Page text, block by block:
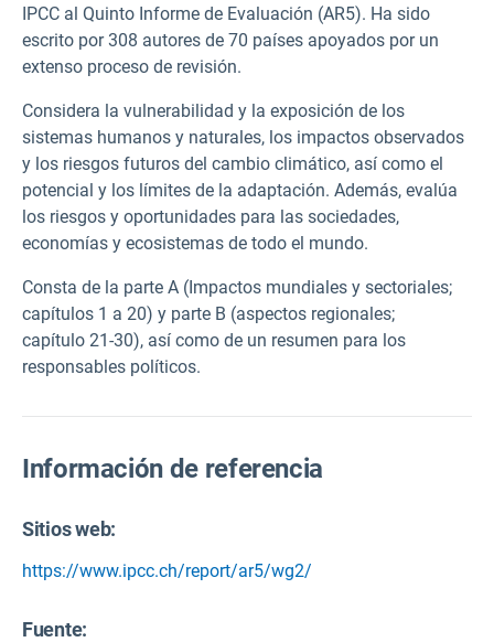
IPCC al Quinto Informe de Evaluación (AR5). Ha sido
escrito por 308 autores de 70 países apoyados por un
extenso proceso de revisión.
Considera la vulnerabilidad y la exposición de los
sistemas humanos y naturales, los impactos observados
y los riesgos futuros del cambio climático, así como el
potencial y los límites de la adaptación. Además, evalúa
los riesgos y oportunidades para las sociedades,
economías y ecosistemas de todo el mundo.
Consta de la parte A (Impactos mundiales y sectoriales;
capítulos 1 a 20) y parte B (aspectos regionales;
capítulo 21-30), así como de un resumen para los
responsables políticos.
Información de referencia
Sitios web:
https://www.ipcc.ch/report/ar5/wg2/
Fuente: